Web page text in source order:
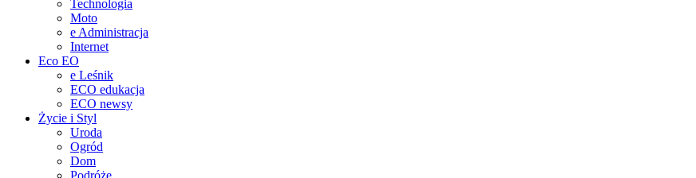
Technologia
Moto
e Administracja
Internet
Eco EO
e Leśnik
ECO edukacja
ECO newsy
Życie i Styl
Uroda
Ogród
Dom
Podróże